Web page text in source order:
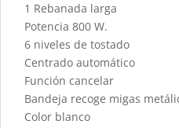
1 Rebanada larga
Potencia 800 W.
6 niveles de tostado
Centrado automático
Función cancelar
Bandeja recoge migas
Color blanco